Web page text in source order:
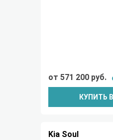
от 571 200 руб.
КУПИТЬ
Kia Soul